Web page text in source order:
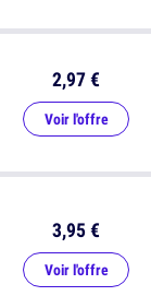
3,95 €
Voir l'offre
2,97 €
Voir l'offre